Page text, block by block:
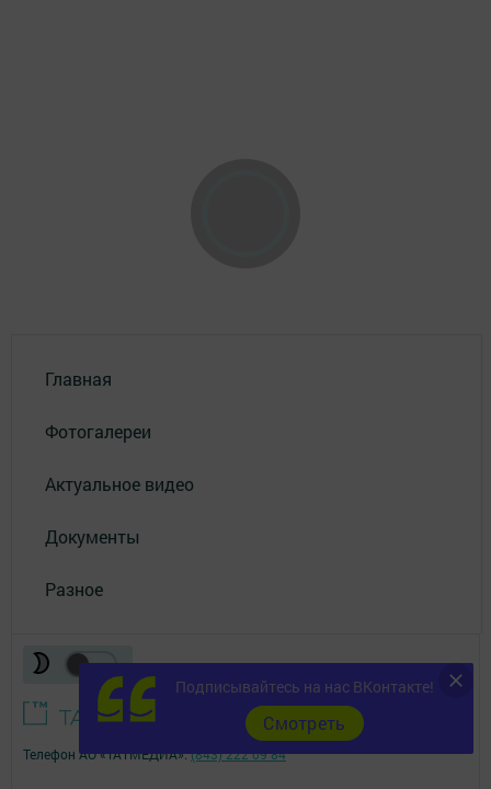
Главная
Фотогалереи
Актуальное видео
Документы
Разное
Подписывайтесь на нас ВКонтакте!
Cмотреть
Телефон АО «ТАТМЕДИА»:(843) 222 09 84